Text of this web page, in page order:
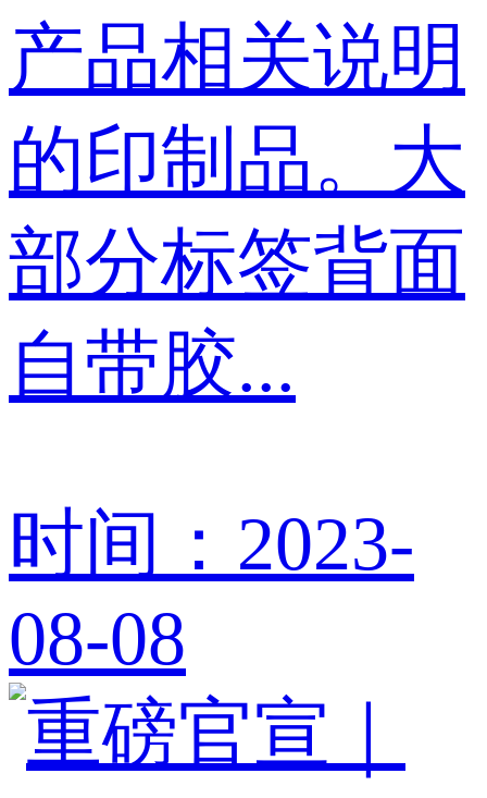
产品相关说明
的印制品。大
部分标签背面
自带胶...
时间：2023-
08-08